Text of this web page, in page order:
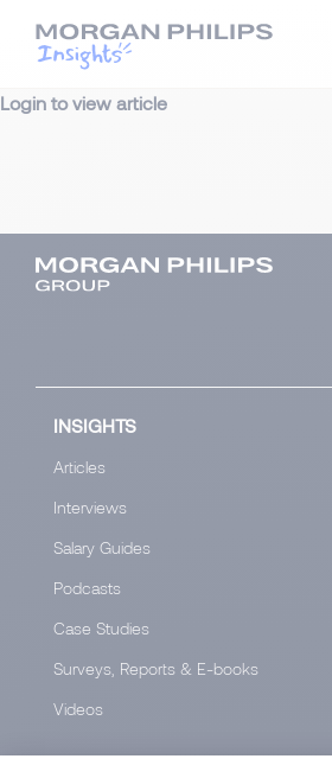
Login to view article
INSIGHTS
Articles
Interviews
Salary Guides
Podcasts
Case Studies
Surveys, Reports & E-books
Videos